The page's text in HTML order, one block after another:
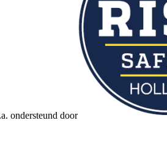
ondersteund door